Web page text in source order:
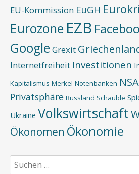
EU-Kommission EuGH
Eurozone EZB
Google Grexit
Internetfreiheit Investitionen
Kapitalismus Merkel Notenbanken NSA
Privatsphäre Russland Schäuble
Ukraine Volkswirtschaft
Ökonomen Ökonomie
Suchen
nach: